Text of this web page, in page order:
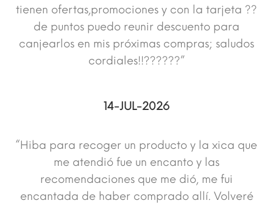
tienen ofertas,promociones y con la tarjeta ??
de puntos puedo reunir descuento para
canjearlos en mis próximas compras; saludos
cordiales!!??????”
14-JUL-2026
“Hiba para recoger un producto y la xica que
me atendió fue un encanto y las
recomendaciones que me dió, me fui
encantada de haber comprado allí. Volveré